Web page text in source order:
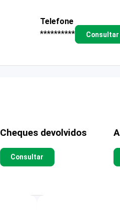
Telefone
**********
Consultar
Cheques devolvidos
Consultar